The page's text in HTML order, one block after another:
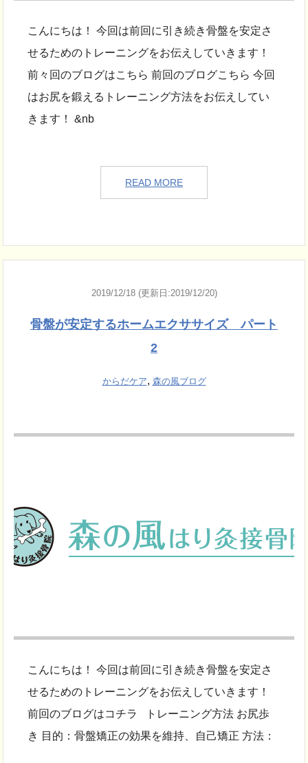
こんにちは！ 今回は前回に引き続き骨盤を安定さ
せるためのトレーニングをお伝えしていきます！
前々回のブログはこちら 前回のブログこちら 今回
はお尻を鍛えるトレーニング方法をお伝えしてい
きます！ &nb
READ MORE
2019/12/18 (更新日:2019/12/20)
骨盤が安定するホームエクササイズ パート
2
からだケア, 森の風ブログ
こんにちは！ 今回は前回に引き続き骨盤を安定さ
せるためのトレーニングをお伝えしていきます！
前回のブログはコチラ トレーニング方法 お尻歩
き 目的：骨盤矯正の効果を維持、自己矯正 方法：